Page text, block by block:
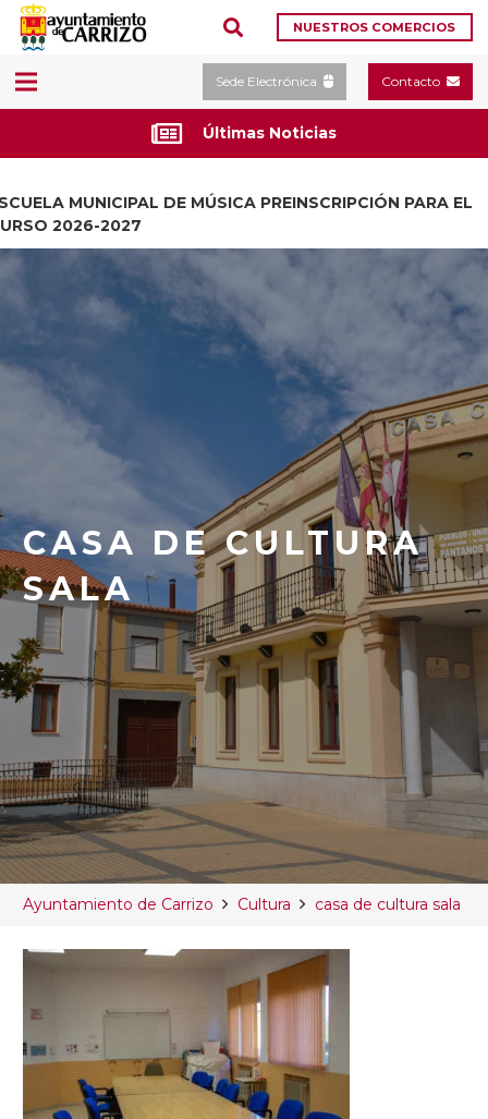
NUESTROS COMERCIOS
Sede Electrónica Contacto
Últimas Noticias
MUNICIPAL DE MÚSICA PREINSCRIPCIÓN PARA EL
2026-2027
CASA DE CULTURA
SALA
Ayuntamiento de Carrizo Cultura casa de cultura sala